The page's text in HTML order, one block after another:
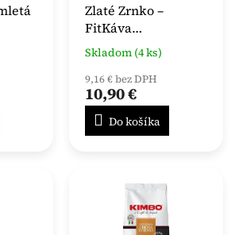
Zlaté Zrnko –
FitKáva
(Bezkofeínová 100%
arabika) – mletá v
dóze 250g
Skladom (4 ks)
9,16 € bez DPH
10,90 €
Do košíka